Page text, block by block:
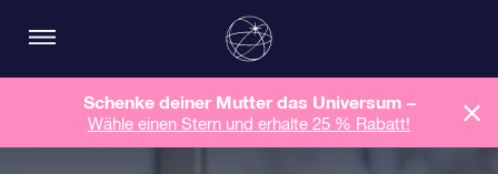
Schenke deiner Mutter das Universum –
Wähle einen Stern und erhalte 25 % Rabatt!